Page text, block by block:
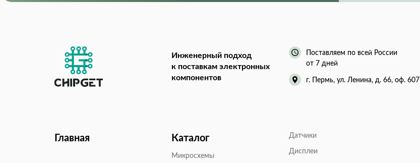
Инженерный подход
к поставкам электронных
компонентов
Поставляем по всей России
от 7 дней
г. Пермь, ул. Ленина, д. 66, оф. 607
Главная Каталог
Микросхемы
Датчики
Дисплеи